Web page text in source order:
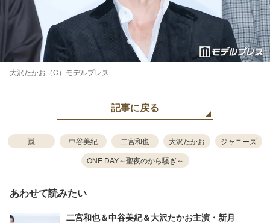
大沢たかお（C）モデルプレス
記事に戻る
嵐 中谷美紀 二宮和也 大沢たかお
ジャニーズ
ONE DAY～聖夜のから騒ぎ～
あわせて読みたい
二宮和也＆中谷美紀＆大沢たかお主演・新月